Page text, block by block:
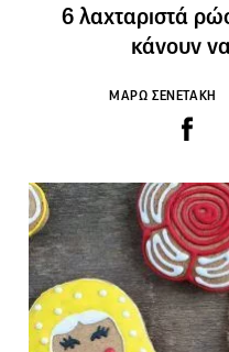
6 λαχταριστά
κάνουν
ΜΑΡΩ ΣΕΝΕΤΑΚΗ